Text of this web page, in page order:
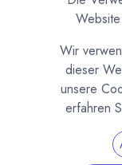
Wir
dieser
unsere
erfahren